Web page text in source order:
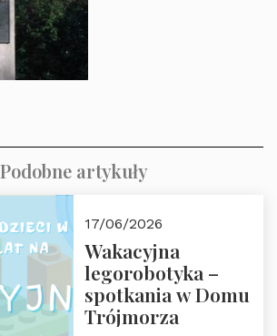
Podobne artykuły
17/06/2026
Wakacyjna
legorobotyka –
spotkania w Domu
Trójmorza